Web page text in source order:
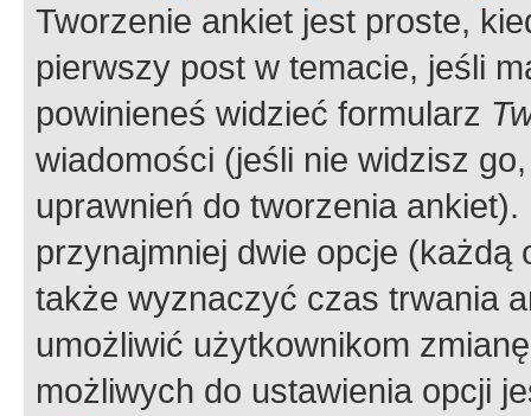
Tworzenie ankiet jest proste,
pierwszy post w temacie, jeśli
powinieneś widzieć formularz
wiadomości (jeśli nie widzisz
uprawnień do tworzenia
przynajmniej dwie opcje
także wyznaczyć czas trwania
umożliwić użytkownikom
możliwych do ustawienia opcji